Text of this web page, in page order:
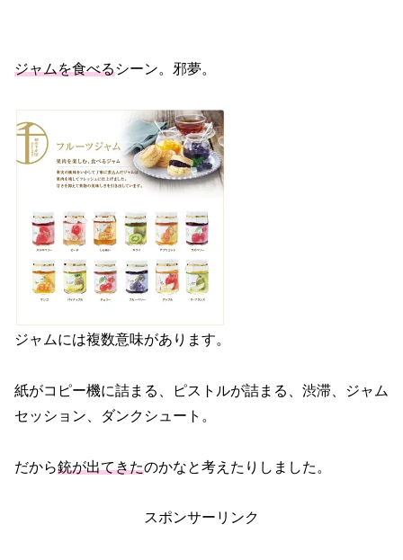
ジャムを食べるシーン。邪夢。
ジャムには複数意味があります。
紙がコピー機に詰まる、ピストルが詰まる、渋滞、ジャム
セッション、ダンクシュート。
だから銃が出てきたのかなと考えたりしました。
スポンサーリンク